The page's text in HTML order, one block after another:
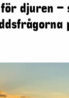
djuren –